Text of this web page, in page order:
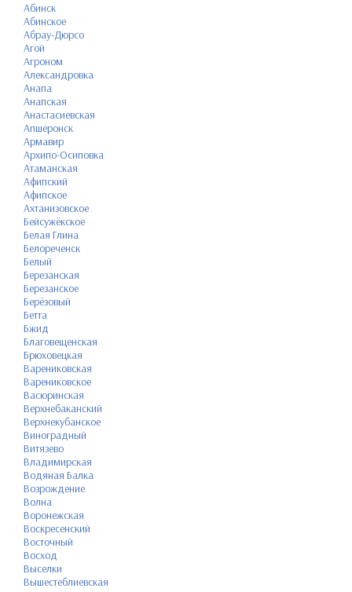
Абинск
Абинское
Абрау-Дюрсо
Агой
Агроном
Александровка
Анапа
Анапская
Анастасиевская
Апшеронск
Армавир
Архипо-Осиповка
Атаманская
Афипский
Афипское
Ахтанизовское
Бейсужёкское
Белая Глина
Белореченск
Белый
Березанская
Березанское
Берёзовый
Бетта
Бжид
Благовещенская
Брюховецкая
Варениковская
Варениковское
Васюринская
Верхнебаканский
Верхнекубанское
Виноградный
Витязево
Владимирская
Водяная Балка
Возрождение
Волна
Воронежская
Воскресенский
Восточный
Восход
Выселки
Вышестеблиевская